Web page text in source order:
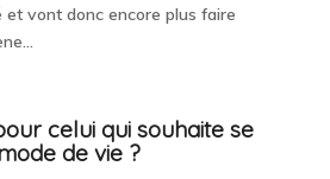
vont donc encore plus faire
celui qui souhaite se
de vie ?